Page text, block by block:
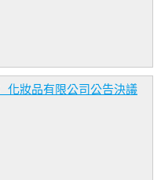
化妝品有限公司公告決議